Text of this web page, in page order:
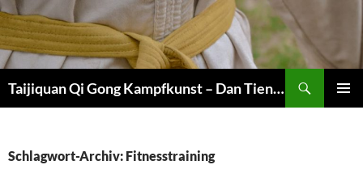
Zum
Inhalt
springen
Taijiquan Qi Gong Kampfkunst – Dan Tien Martial Arts
Schlagwort-Archiv: Fitnesstraining